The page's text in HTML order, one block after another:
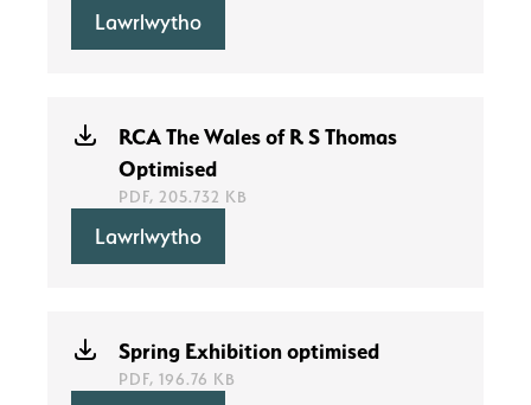
Lawrlwytho
RCA The Wales of R S Thomas
Optimised
PDF, 205.732 KB
Lawrlwytho
Spring Exhibition optimised
PDF, 196.76 KB